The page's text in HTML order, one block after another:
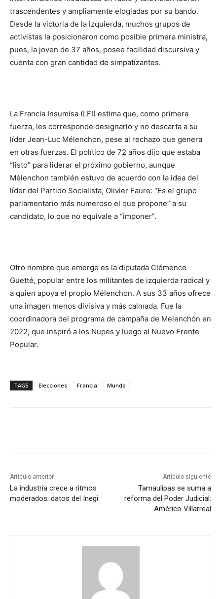
trascendentes y ampliamente elogiadas por su bando.
Desde la victoria de la izquierda, muchos grupos de
activistas la posicionaron como posible primera ministra,
pues, la joven de 37 años, posee facilidad discursiva y
cuenta con gran cantidad de simpatizantes.
La Francia Insumisa (LFI) estima que, como primera
fuerza, les corresponde designarlo y no descarta a su
líder Jean-Luc Mélenchon, pese al rechazo que genera
en otras fuerzas. El político de 72 años dijo que estaba
“listo” para liderar el próximo gobierno, aunque
Mélenchon también estuvo de acuerdo con la idea del
líder del Partido Socialista, Olivier Faure: “Es el grupo
parlamentario más numeroso el que propone” a su
candidato, lo que no equivale a “imponer”.
Otro nombre que emerge es la diputada Clémence
Guetté, popular entre los militantes de izquierda radical y
a quien apoya el propio Mélenchon. A sus 33 años ofrece
una imagen menos divisiva y más calmada. Fue la
coordinadora del programa de campaña de Melenchón en
2022, que inspiró a los Nupes y luego al Nuevo Frente
Popular.
TAGS Elecciones Francia Mundo
Artículo anterior
La industria crece a ritmos
moderados; datos del Inegi
Artículo siguiente
Tamaulipas se suma a
reforma del Poder Judicial:
Américo Villarreal